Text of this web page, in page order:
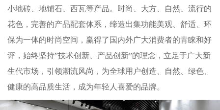
小地砖、地铺石、西瓦等产品。时尚、大方、自然、流行的
花色，完善的产品配套体系，缔造出集功能美观、舒适、环
保为一体的时尚空间，赢得了国内外广大消费者的青睐和好
评，始终坚持”技术创新、产品创新”的理念，立足于广大新
生代市场，引领潮流风尚，为全球用户创造、自然、绿色、
健康的高品质生活，成为年轻人喜爱的品牌。